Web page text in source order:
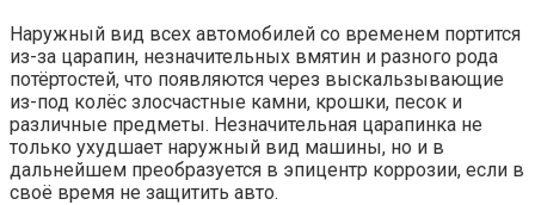
Наружный вид всех автомобилей со временем портится
из-за царапин, незначительных вмятин и разного рода
потёртостей, что появляются через выскальзывающие
из-под колёс злосчастные камни, крошки, песок и
различные предметы. Незначительная царапинка не
только ухудшает наружный вид машины, но и в
дальнейшем преобразуется в эпицентр коррозии, если в
своё время не защитить авто.